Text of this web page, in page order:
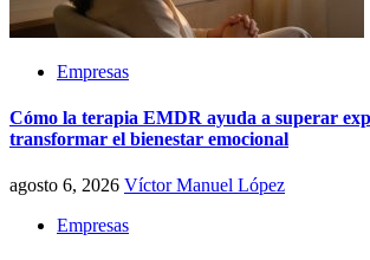
Empresas
Cómo la terapia EMDR ayuda a superar
transformar el bienestar emocional
agosto 6, 2026 Víctor Manuel López
Empresas